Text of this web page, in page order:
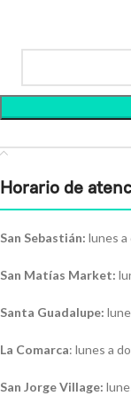
Horario de
San Sebastián: lunes a
San Matías Market:
Santa Guadalupe:
La Comarca: lunes a
San Jorge Village: